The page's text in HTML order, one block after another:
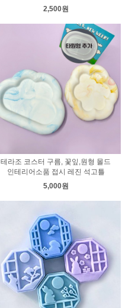
2,500원
테라조 코스터 구름, 꽃잎,원형 몰드
인테리어소품 접시 레진 석고틀
5,000원